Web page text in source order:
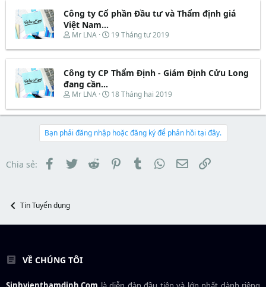
t
e
r
a
d
s
a
t
r
b
t
ầ
Công ty Cổ phần Đầu tư và Thẩm định giá
Việt Nam...
T
r
a
d
s
a
t
e
Mr LNA
N
à
b
t
ầ
19 Tháng tư 2019
Công ty CP Thẩm Định - Giám Định Cửu Long
đang cần...
T
r
a
d
t
a
Mr LNA
N
à
b
ắ
đ
ầ
18 Tháng hai 2019
Bạn phải đăng nhập hoặc đăng ký để phản hồi tại đây.
Chia sẻ: Facebook
TwitterReddit PinterestTumblr WhatsApp
EmailLink
Tin Tuyển dụng
VỀ CHÚNG TÔI